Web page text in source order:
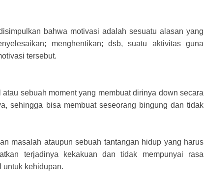
bahwa motivasi adalah sesuatu alasan yang
menghentikan; dsb, suatu aktivitas guna
tersebut.
sebuah moment yang membuat dirinya down secara
sehingga bisa membuat seseorang bingung dan tidak
masalah ataupun sebuah tantangan hidup yang harus
terjadinya kekakuan dan tidak mempunyai rasa
untuk kehidupan.